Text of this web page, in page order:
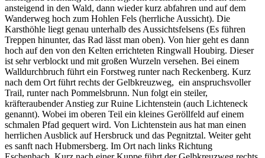
ansteigend in den Wald, dann wieder kurz abfahren und auf dem
Wanderweg hoch zum Hohlen Fels (herrliche Aussicht). Die
Karsthöhle liegt genau unterhalb des Aussichtsfelsens (Es führen
Treppen hinunter, das Rad lässt man oben). Von hier geht es dann
hoch auf den von den Kelten errichteten Ringwall Houbirg. Dieser
ist sehr verblockt und mit großen Wurzeln versehen. Bei einem
Walldurchbruch führt ein Forstweg runter nach Reckenberg. Kurz
nach dem Ort führt rechts der Gelbkreuzweg, ein anspruchsvoller
Trail, runter nach Pommelsbrunn. Nun folgt ein steiler,
kräfteraubender Anstieg zur Ruine Lichtenstein (auch Lichteneck
genannt). Wobei im oberen Teil ein kleines Geröllfeld auf einem
schmalen Pfad gequert wird. Von Lichtenstein aus hat man einen
herrlichen Ausblick auf Hersbruck und das Pegnitztal. Weiter geht
es sanft nach Hubmersberg. Im Ort nach links Richtung